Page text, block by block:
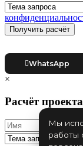
Получить расчёт
WhatsApp
×
Расчёт проекта
Мы
работы